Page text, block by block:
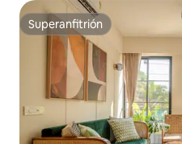
Superanfitrión
Superanfitrión